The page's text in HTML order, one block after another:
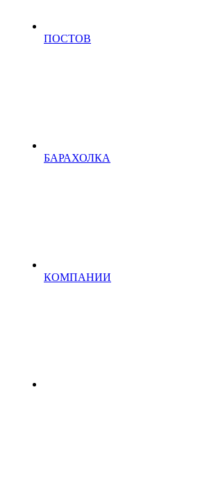
ПОСТОВ
БАРАХОЛКА
КОМПАНИИ